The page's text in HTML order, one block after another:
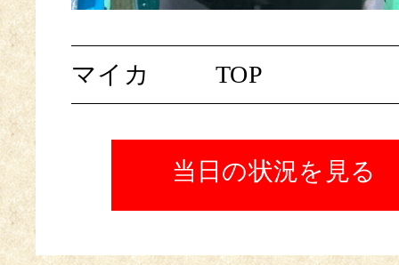
マイカ TOP
当日の状況を見る